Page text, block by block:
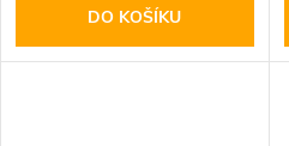
DO KOŠÍKU